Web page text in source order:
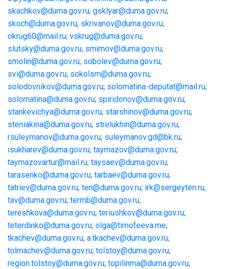
skachkov@duma.gov.ru; gsklyar@duma.gov.ru;
skoch@duma.gov.ru; skrivanov@duma.gov.ru;
okrug60@mail.ru; vskrug@duma.gov.ru;
slutsky@duma.gov.ru; smirnov@duma.gov.ru;
smolin@duma.gov.ru; sobolev@duma.gov.ru;
svi@duma.gov.ru; sokolsm@duma.gov.ru;
solodovnikov@duma.gov.ru; solomatina-deputat@mail.ru;
solomatina@duma.gov.ru; spiridonov@duma.gov.ru;
stankevichya@duma.gov.ru; starshinov@duma.gov.ru;
steniakina@duma.gov.ru; strelukhin@duma.gov.ru;
rsuleymanov@duma.gov.ru; suleymanov.gd@bk.ru;
isukharev@duma.gov.ru; taymazov@duma.gov.ru;
taymazovartur@mail.ru; taysaev@duma.gov.ru;
tarasenko@duma.gov.ru; tarbaev@duma.gov.ru;
tatriev@duma.gov.ru; ten@duma.gov.ru; irk@sergeyten.ru;
tav@duma.gov.ru; termb@duma.gov.ru;
tereshkova@duma.gov.ru; teriushkov@duma.gov.ru;
teterdinko@duma.gov.ru; olga@timofeeva.me;
tkachev@duma.gov.ru; a.tkachev@duma.gov.ru;
tolmachev@duma.gov.ru; tolstoy@duma.gov.ru;
region.tolstoy@duma.gov.ru; topilinma@duma.gov.ru;